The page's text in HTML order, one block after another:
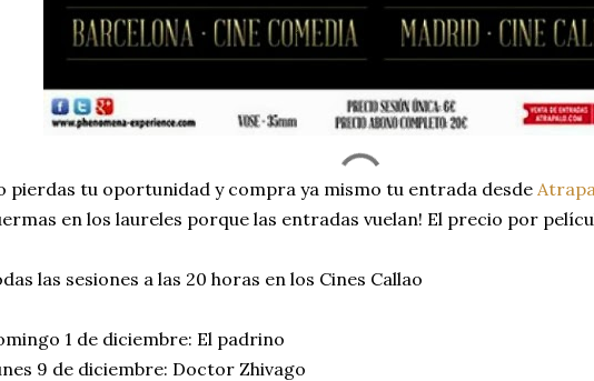
pierdas tu oportunidad y compra ya mismo tu entrada desde
en los laureles porque las entradas vuelan! El precio por
las sesiones a las 20 horas en los Cines Callao
1 de diciembre: El padrino
9 de diciembre: Doctor Zhivago